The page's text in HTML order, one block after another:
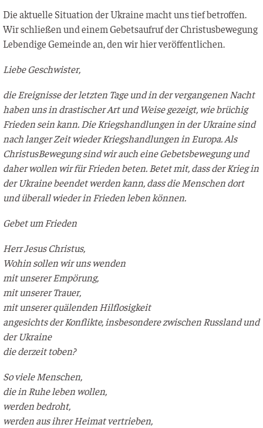
Die aktu­el­le Situa­ti­on der Ukrai­ne macht uns tief betrof­fen.
Wir schlie­ßen und einem Gebets­auf­ruf der Chris­tus­be­we­gung
Leben­di­ge Gemein­de an, den wir hier veröffentlichen.
Lie­be Geschwister,
die Ereig­nis­se der letz­ten Tage und in der ver­gan­ge­nen Nacht
haben uns in dras­ti­scher Art und Wei­se gezeigt, wie brü­chig
Frie­den sein kann. Die Kriegs­hand­lun­gen in der Ukrai­ne sind
nach lan­ger Zeit wie­der Kriegs­hand­lun­gen in Euro­pa. Als
Chris­tus­Be­we­gung sind wir auch eine Gebets­be­we­gung und
daher wol­len wir für Frie­den beten. Betet mit, dass der Krieg in
der Ukrai­ne been­det wer­den kann, dass die Men­schen dort
und über­all wie­der in Frie­den leben können.
Gebet um Frieden
Herr Jesus Christus,
Wohin sol­len wir uns wenden
mit unse­rer Empörung,
mit unse­rer Trauer,
mit unse­rer quä­len­den Hilflosigkeit
ange­sichts der Kon­flik­te, ins­be­son­de­re zwi­schen Russ­land und
der Ukraine
die der­zeit toben?
So vie­le Menschen,
die in Ruhe leben wollen,
wer­den bedroht,
wer­den aus ihrer Hei­mat vertrieben,